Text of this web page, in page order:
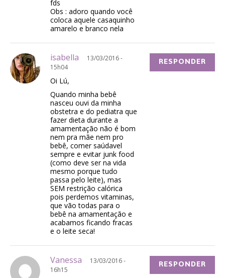
fds
Obs : adoro quando você
coloca aquele casaquinho
amarelo e branco nela
isabella
13/03/2016 -
15h04
Oi Lú,
Quando minha bebê
nasceu ouvi da minha
obstetra e do pediatra que
fazer dieta durante a
amamentação não é bom
nem pra mãe nem pro
bebê, comer saúdavel
sempre e evitar junk food
(como deve ser na vida
mesmo porque tudo
passa pelo leite), mas
SEM restrição calórica
pois perdemos vitaminas,
que vão todas para o
bebê na amamentação e
acabamos ficando fracas
e o leite seca!
RESPONDER
Vanessa
13/03/2016 -
16h15
RESPONDER